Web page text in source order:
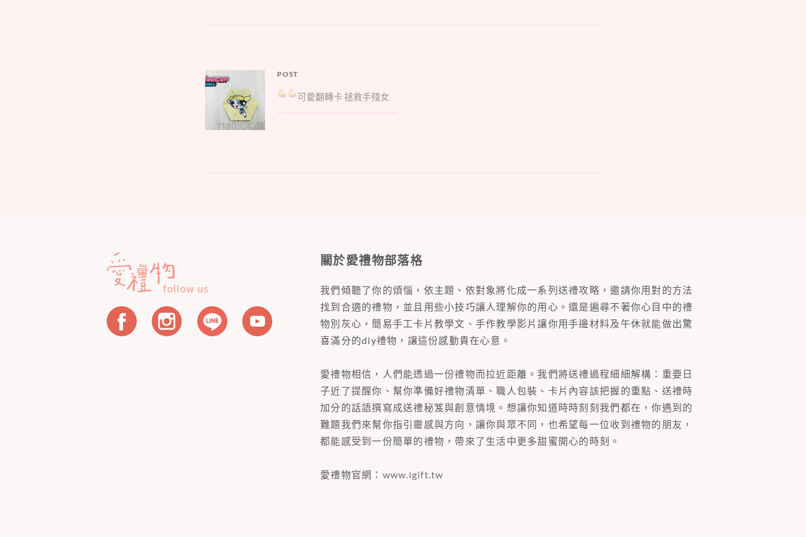
文
覽
POST
Parent
post:
可愛翻轉卡拯救手殘女
關於愛禮物部落格
我們傾聽了你的煩惱，依主題、依對象將化成一系列送禮攻略，邀請你用對的方法
找到合適的禮物，並且用些小技巧讓人理解你的用心。還是遍尋不著你心目中的禮
物別灰心，簡易手工卡片教學文、手作教學影片讓你用手邊材料及午休就能做出驚
喜滿分的diy禮物，讓這份感動貴在心意。
愛禮物相信，人們能透過一份禮物而拉近距離。我們將送禮過程細細解構：重要日
子近了提醒你、幫你準備好禮物清單、職人包裝、卡片內容該把握的重點、送禮時
加分的話語撰寫成送禮秘笈與創意情境。想讓你知道時時刻刻我們都在，你遇到的
難題我們來幫你指引靈感與方向，讓你與眾不同，也希望每一位收到禮物的朋友，
都能感受到一份簡單的禮物，帶來了生活中更多甜蜜開心的時刻。
愛禮物官網： www.igift.tw